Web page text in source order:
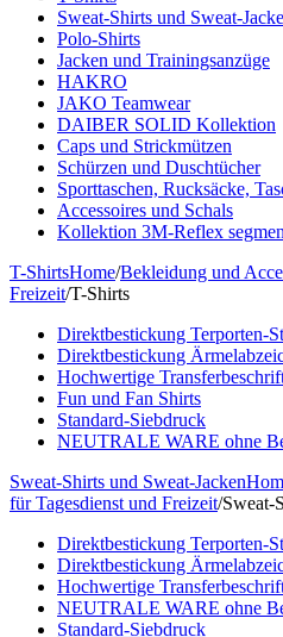
Sweat-Shirts und Sweat-
Polo-Shirts
Jacken und Trainingsanzüge
HAKRO
JAKO Teamwear
DAIBER SOLID Kollektion
Caps und Strickmützen
Schürzen und Duschtücher
Sporttaschen, Rucksäcke,
Accessoires und Schals
Kollektion 3M-Reflex
T-ShirtsHome/Bekleidung und
Freizeit/T-Shirts
Direktbestickung Terporten-
Direktbestickung
Hochwertige
Fun und Fan Shirts
Standard-Siebdruck
NEUTRALE WARE ohne
Sweat-Shirts und Sweat-Jacken
für Tagesdienst und Freizeit/Sweat-
Direktbestickung Terporten-
Direktbestickung
Hochwertige
NEUTRALE WARE ohne
Standard-Siebdruck